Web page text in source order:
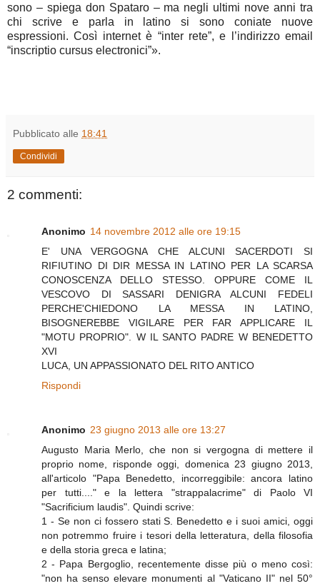
sono – spiega don Spataro – ma negli ultimi nove anni tra
chi scrive e parla in latino si sono coniate nuove
espressioni. Così internet è “inter rete”, e l’indirizzo email
“inscriptio cursus electronici”».
Pubblicato alle 18:41
Condividi
2 commenti:
Anonimo 14 novembre 2012 alle ore 19:15
E' UNA VERGOGNA CHE ALCUNI SACERDOTI SI
RIFIUTINO DI DIR MESSA IN LATINO PER LA SCARSA
CONOSCENZA DELLO STESSO. OPPURE COME IL
VESCOVO DI SASSARI DENIGRA ALCUNI FEDELI
PERCHE'CHIEDONO LA MESSA IN LATINO,
BISOGNEREBBE VIGILARE PER FAR APPLICARE IL
"MOTU PROPRIO". W IL SANTO PADRE W BENEDETTO
XVI
LUCA, UN APPASSIONATO DEL RITO ANTICO
Rispondi
Anonimo 23 giugno 2013 alle ore 13:27
Augusto Maria Merlo, che non si vergogna di mettere il
proprio nome, risponde oggi, domenica 23 giugno 2013,
all'articolo "Papa Benedetto, incorreggibile: ancora latino
per tutti...." e la lettera "strappalacrime" di Paolo VI
"Sacrificium laudis". Quindi scrive:
1 - Se non ci fossero stati S. Benedetto e i suoi amici, oggi
non potremmo fruire i tesori della letteratura, della filosofia
e della storia greca e latina;
2 - Papa Bergoglio, recentemente disse più o meno così:
"non ha senso elevare monumenti al "Vaticano II" nel 50°